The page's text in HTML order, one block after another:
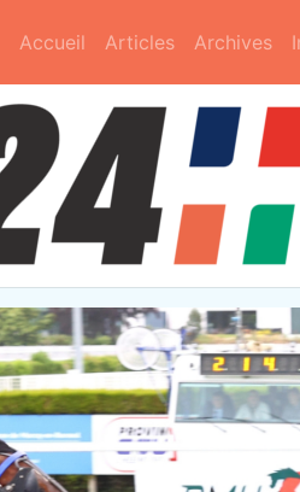
Accueil Articles Archives